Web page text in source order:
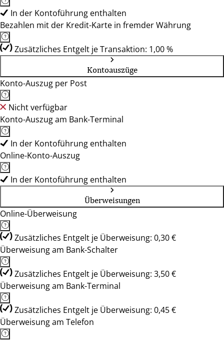
In der Kontoführung enthalten
Bezahlen mit der Kredit-Karte in fremder Währung
Zusätzliches Entgelt je Transaktion: 1,00 %
Kontoauszüge
Konto-Auszug per Post
Nicht verfügbar
Konto-Auszug am Bank-Terminal
In der Kontoführung enthalten
Online-Konto-Auszug
In der Kontoführung enthalten
Überweisungen
Online-Überweisung
Zusätzliches Entgelt je Überweisung: 0,30 €
Überweisung am Bank-Schalter
Zusätzliches Entgelt je Überweisung: 3,50 €
Überweisung am Bank-Terminal
Zusätzliches Entgelt je Überweisung: 0,45 €
Überweisung am Telefon